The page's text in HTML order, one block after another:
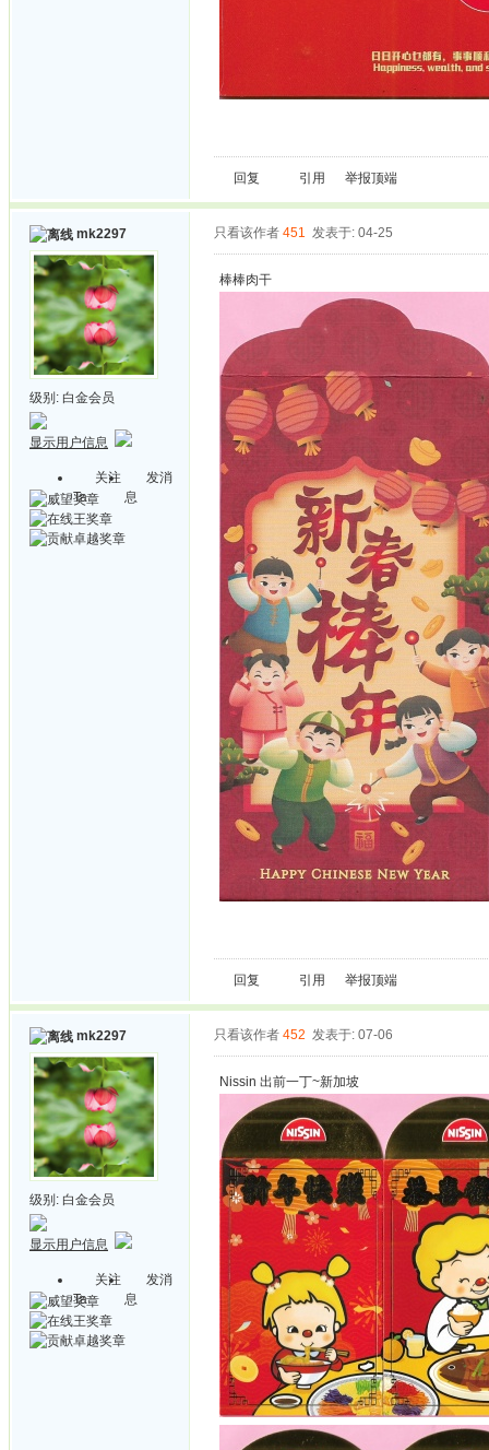
回复 引用 举报顶端
mk2297
级别: 白金会员
显示用户信息
关注
Ta
发消
息
只看该作者 451 发表于: 04-25
棒棒肉干
回复 引用 举报顶端
mk2297
级别: 白金会员
显示用户信息
关注
Ta
发消
息
只看该作者 452 发表于: 07-06
Nissin 出前一丁~新加坡